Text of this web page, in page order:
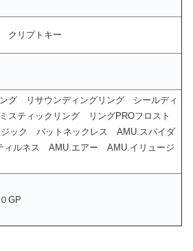
クリプトキー
ング リサウンディングリング シールディ
スティックリング リングPROフロスト
ジック バットネックレス AMU.スパイダ
ルネス AMU.エアー AMU.イリュージ
GP